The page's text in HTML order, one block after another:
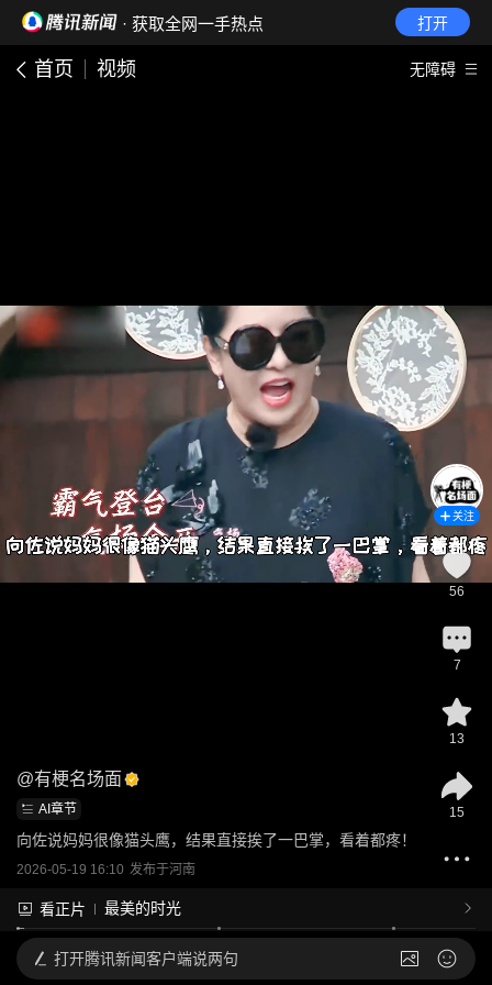
· 获取全网一手热点 打开
首页 视频 无障碍
@有梗名场面
AI章节
向佐说妈妈很像猫头鹰，结果直接挨了一巴掌，看着都疼！
2026-05-19 16:10 发布于河南
看正片 最美的时光
关注
56
7
13
15
打开腾讯新闻客户端说两句